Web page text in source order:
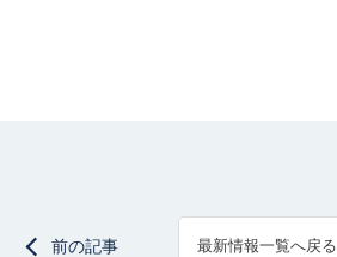
前の記事 最新情報一覧へ戻る